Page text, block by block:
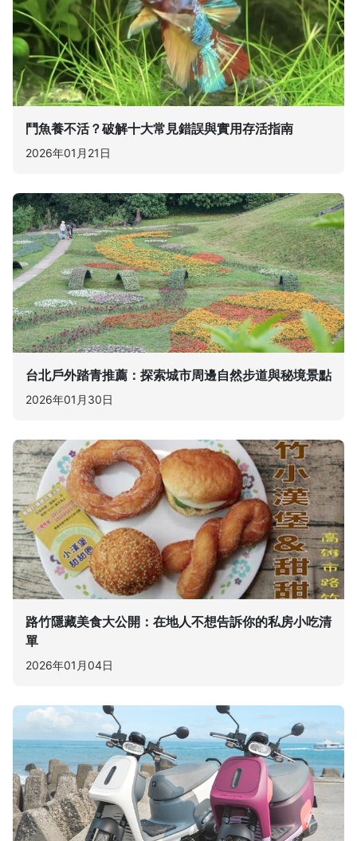
鬥魚養不活？破解十大常見錯誤與實用存活指南
2026年01月21日
台北戶外踏青推薦：探索城市周邊自然步道與秘境景點
2026年01月30日
路竹隱藏美食大公開：在地人不想告訴你的私房小吃清
單
2026年01月04日